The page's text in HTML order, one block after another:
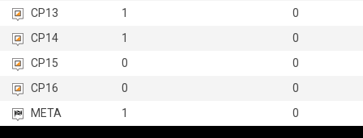
CP13
1
0
CP14
1
0
CP15
0
0
CP16
0
0
META
1 0